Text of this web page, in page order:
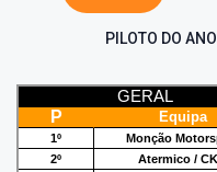
PILOTO DO ANO